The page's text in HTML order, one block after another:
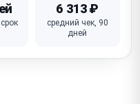
6 313 ₽
средний чек, 90
дней